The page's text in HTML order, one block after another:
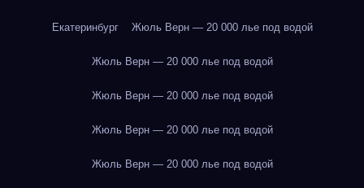
Екатеринбург Жюль Верн — 20 000 лье под водой
Жюль Верн — 20 000 лье под водой
Жюль Верн — 20 000 лье под водой
Жюль Верн — 20 000 лье под водой
Жюль Верн — 20 000 лье под водой